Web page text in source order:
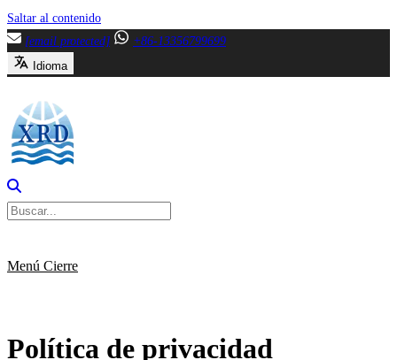
Saltar al contenido
[email protected]
+86-13356799699
Idioma
Menú Cierre
Política de privacidad